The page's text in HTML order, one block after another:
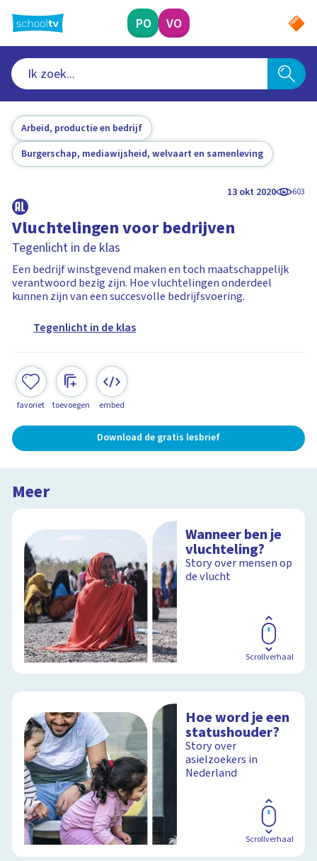
naar
hoofdinhoud
PO VO
Arbeid, productie en bedrijf
Burgerschap, mediawijsheid, welvaart en samenleving
13 okt 2020 603
Vluchtelingen voor bedrijven
Tegenlicht in de klas
Een bedrijf winstgevend maken en toch maatschappelijk
verantwoord bezig zijn. Hoe vluchtelingen onderdeel
kunnen zijn van een succesvolle bedrijfsvoering.
Tegenlicht in de klas
favoriet toevoegen embed
Download de gratis lesbrief
Meer
Wanneer ben je
vluchteling?
Story over mensen op
de vlucht
Scrollverhaal
Hoe word je een
statushouder?
Story over
asielzoekers in
Nederland
Scrollverhaal